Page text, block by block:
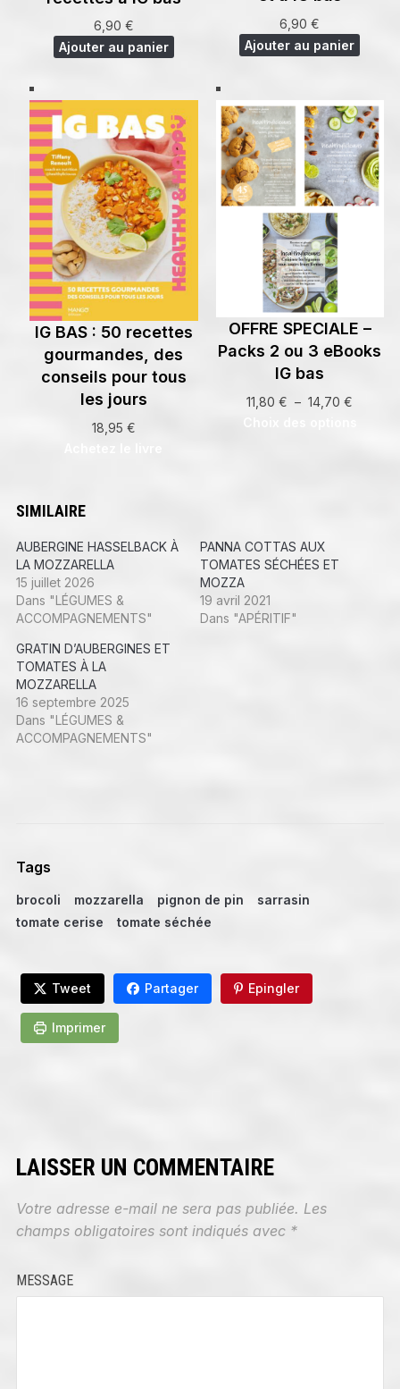
6,90 €
Ajouter au panier
6,90€
Ajouter au panier
IG BAS : 50 recettes
gourmandes, des
conseils pour tous
les jours
18,95 €
OFFRE SPECIALE –
Packs 2 ou 3 eBooks
IG bas
11,80€ – 14,70€
SIMILAIRE
AUBERGINE HASSELBACK À
LA MOZZARELLA
15 juillet 2026
Dans "LÉGUMES &
ACCOMPAGNEMENTS"
PANNA COTTAS AUX
TOMATES SÉCHÉES ET
MOZZA
19 avril 2021
Dans "APÉRITIF"
GRATIN D’AUBERGINES ET
TOMATES À LA
MOZZARELLA
16 septembre 2025
Dans "LÉGUMES &
ACCOMPAGNEMENTS"
Tags
brocoli mozzarella pignon de pin
sarrasin
tomate cerise
tomate séchée
Tweet Partager Epingler
Imprimer
LAISSER UN COMMENTAIRE
Votre adresse e-mail ne sera pas publiée. Les
champs obligatoires sont indiqués avec *
MESSAGE